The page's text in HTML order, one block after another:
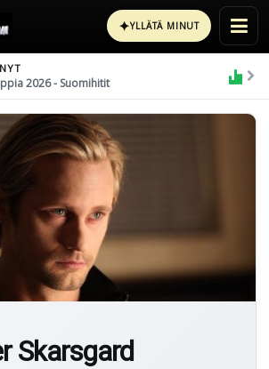
✦YLLÄTÄ MINUT
2026 - Suomihitit
Skarsgard